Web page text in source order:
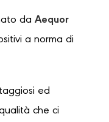
da Aequor
a norma di
ed
che ci